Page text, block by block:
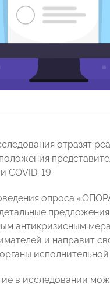
отразят
COVID-19.
опроса
антикризисным
и направит
исполнительной
в исследовании